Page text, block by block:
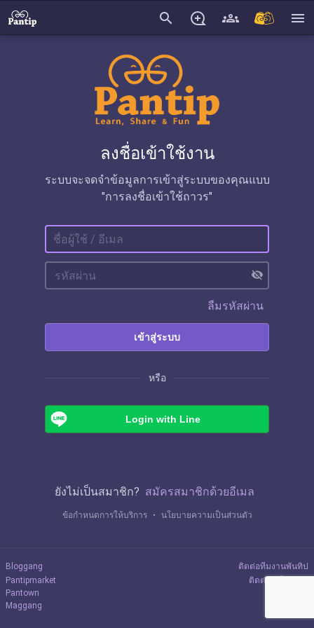
search menu
ลงชื่อเข้าใช้งาน
ระบบจะจดจำข้อมูลการเข้าสู่ระบบของคุณแบบ
"การลงชื่อเข้าใช้ถาวร"
visibility_off
ลืมรหัสผ่าน
เข้าสู่ระบบ
หรือ
Login with Line
ยังไม่เป็นสมาชิก? สมัครสมาชิกด้วยอีเมล
ข้อกำหนดการให้บริการ ・ นโยบายความเป็นส่วนตัว
Bloggang
Pantipmarket
Pantown
Maggang
ติดต่อทีมงานพันทิป
ติดต่อลงโฆษณา